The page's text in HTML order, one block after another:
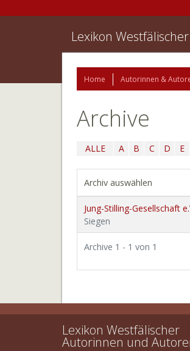
Lexikon
Home Autorinnen &
Archive
ALLE A B C D E
Archiv auswählen
Jung-Stilling-Gesellschaft
Siegen
Archive 1 - 1 von 1
Lexikon Westfälischer
Autorinnen und